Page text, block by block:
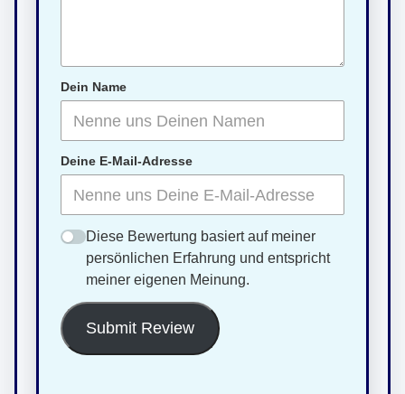
Dein Name
Deine E-Mail-Adresse
Diese Bewertung basiert auf meiner
persönlichen Erfahrung und entspricht
meiner eigenen Meinung.
Submit Review